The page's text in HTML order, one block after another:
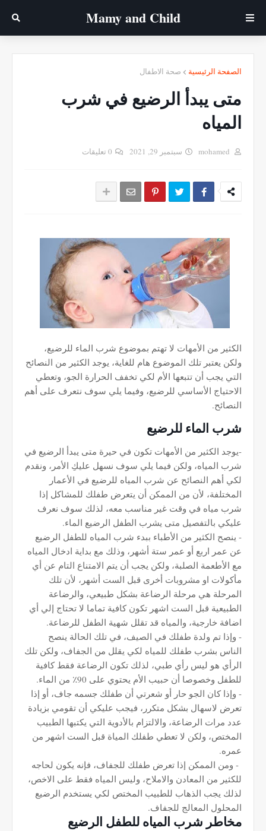
Mamy ‎and ‎Child
الصفحة الرئيسية صحة الاطفال
متى يبدأ الرضيع في شرب
المياه
سبتمبر 29, 2021 0 تعليقات
الكثير من الأمهات لا تهتم بموضوع شرب الماء للرضيع،
ولكن يعتبر تلك الموضوع هام للغاية، يوجد الكثير من النصائح
التي يجب أن تتبعها الأم لكي تخفف الحرارة الجو، وتعطي
الاحتياج الأساسي للرضيع، وفيما يلي سوف نتعرف على أهم
النصائح.
شرب الماء للرضيع
-يوجد الكثير من الأمهات تكون في حيرة متى يبدأ الرضيع في
شرب المياه، ولكن فيما يلي سوف نسهل عليكِ الأمر، ونقدم
لكي أهم النصائح عن شرب المياه للرضيع في الأعمار
المختلفة، لأن من الممكن أن يتعرض طفلك للمشاكل إذا
شرب مياه في وقت غير مناسب معه، لذلك سوف نعرف
عليكي بالتفصيل متى يشرب الطفل الرضيع الماء.
- ينصح الكثير من الأطباء ببدء شرب المياه للطفل الرضيع
عن عمر اربع أو عمر ستة أشهر، وذلك مع بداية ادخال المياه
مع الأطعمة الصلبة، ولكن يجب أن يتم الامتناع التام عن أي
مأكولات او مشروبات أخرى قبل الست أشهر، لأن تلك
المرحلة هي مرحلة الرضاعة بشكل طبيعي، والرضاعة
الطبيعية قبل الست اشهر تكون كافية تماما لا تحتاج إلي أي
اضافة خارجية، والمياه قد تقلل شهية الطفل للرضاعة.
- وإذا تم ولدة طفلك في الصيف، في تلك الحالة ينصح
الناس بشرب طفلك للمياه لكي يقلل من الجفاف، ولكن تلك
الرأي هو ليس رأي طبي، لذلك تكون الرضاعة فقط كافية
للطفل وخصوصا أن حبيب الأم يحتوي على 90٪ من الماء.
- وإذا كان الجو حار أو شعرتي أن طفلك جسمه جاف، أو إذا
تعرض لاسهال بشكل متكرر، فيجب عليكي أن تقومي بزيادة
عدد مرات الرضاعة، والالتزام بالأدوية التي يكتبها الطبيب
المختص، ولكن لا تعطي طفلك المياة قبل الست اشهر من
عمره.
- ومن الممكن إذا تعرض طفلك للجفاف، فإنه يكون لحاجه
للكثير من المعادن والاملاح، وليس المياه فقط على الاخص،
لذلك يجب الذهاب للطبيب المختص لكي يستخدم الرضيع
المحلول المعالج للجفاف.
مخاطر شرب المياه للطفل الرضيع